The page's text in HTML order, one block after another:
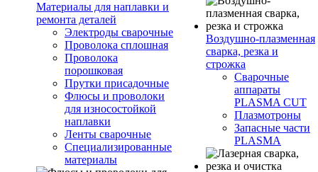
Материалы для наплавки и
ремонта деталей
Электроды сварочные
Проволока сплошная
Проволока
порошковая
Прутки присадочные
Флюсы и проволоки
для износостойкой
наплавки
Ленты сварочные
Специализированные
материалы
Воздушно-плазменная
сварка, резка и
строжка
Сварочные
аппараты
PLASMA CUT
Плазмотроны
Запасные части
PLASMA